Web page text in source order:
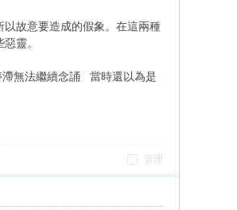
故意要造成的假象。在這兩種
靈。
無法繼續念誦 當時還以為是
管理